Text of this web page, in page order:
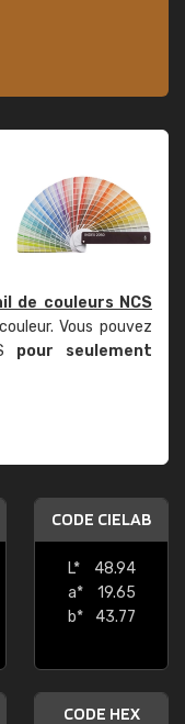
de couleurs NCS
Vous pouvez
pour seulement
CODE CIELAB
L*
48.94
a*
19.65
b*
43.77
CODE HEX